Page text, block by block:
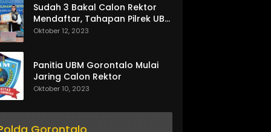
Sudah 3 Bakal Calon Rektor
Mendaftar, Tahapan Pilrek UBM
Gorontalo Makin Seru
Oktober 12, 2023
Panitia UBM Gorontalo Mulai
Jaring Calon Rektor
Oktober 10, 2023